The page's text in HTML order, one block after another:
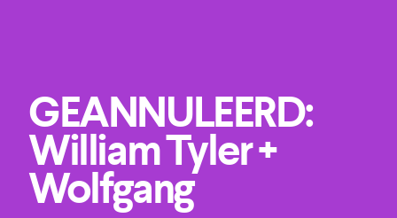
GEANNULEERD:
William Tyler +
Wolfgang